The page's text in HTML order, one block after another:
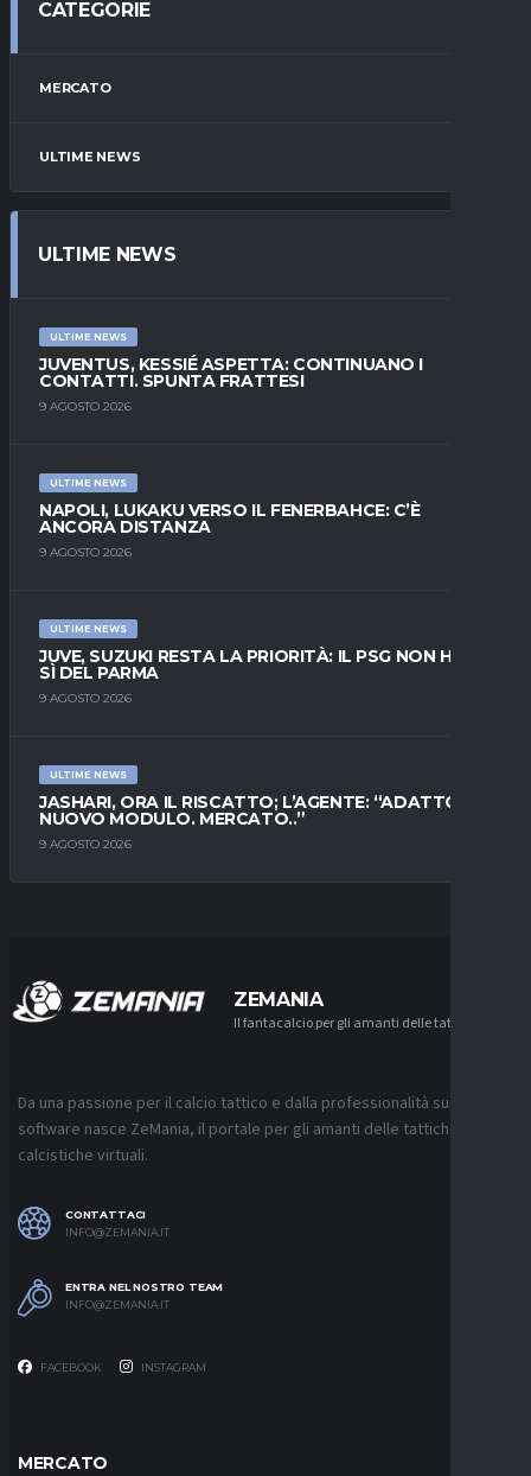
CATEGORIE
MERCATO
ULTIME NEWS
ULTIME NEWS
ULTIME NEWS
JUVENTUS, KESSIÉ ASPETTA: CONTINUANO I
CONTATTI. SPUNTA FRATTESI
9 AGOSTO 2026
ULTIME NEWS
NAPOLI, LUKAKU VERSO IL FENERBAHCE: C’È
ANCORA DISTANZA
9 AGOSTO 2026
ULTIME NEWS
JUVE, SUZUKI RESTA LA PRIORITÀ: IL PSG NON HA IL
SÌ DEL PARMA
9 AGOSTO 2026
ULTIME NEWS
JASHARI, ORA IL RISCATTO; L’AGENTE: “ADATTO AL
NUOVO MODULO. MERCATO..”
9 AGOSTO 2026
ZEMANIA
Il fantacalcio per gli amanti delle tattiche
Da una passione per il calcio tattico e dalla professionalità sui
software nasce ZeMania, il portale per gli amanti delle tattiche
calcistiche virtuali.
CONTATTACI
INFO@ZEMANIA.IT
ENTRA NEL NOSTRO TEAM
INFO@ZEMANIA.IT
FACEBOOK INSTAGRAM
MERCATO